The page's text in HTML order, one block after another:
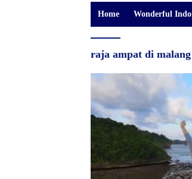
Home Wonderful
raja ampat di malang